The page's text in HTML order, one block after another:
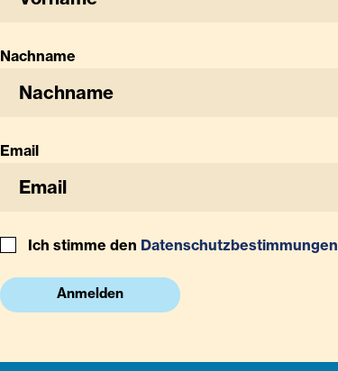
Nachname
Email
Ich stimme den Datenschutzbestimmungen
Anmelden